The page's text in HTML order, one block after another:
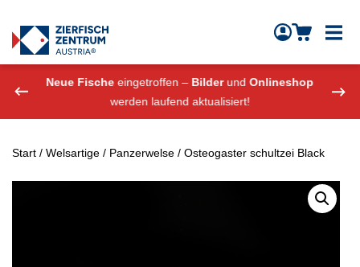
Zierfisch Aquarium Austria
Neue Fische eingetroffen – BilderundOnlineshop
werden laufend aktualisiert!
Start / Welsartige / Panzerwelse / Osteogaster schultzei Black